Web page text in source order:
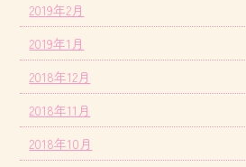
2019年2月
2019年1月
2018年12月
2018年11月
2018年10月